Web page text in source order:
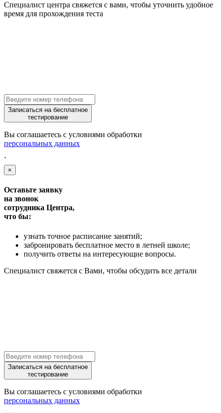
Специалист центра свяжется с вами, чтобы уточнить удобное
время для прохождения теста
Записаться на бесплатное
тестирование
Вы соглашаетесь с условиями обработки
персональных данных
`
×
Оставьте заявку
на звонок
сотрудника Центра,
что бы:
узнать точное расписание занятий;
забронировать бесплатное место в летней школе;
получить ответы на интересующие вопросы.
Специалист свяжется с Вами, чтобы обсудить все детали
Записаться на бесплатное
тестирование
Вы соглашаетесь с условиями обработки
персональных данных